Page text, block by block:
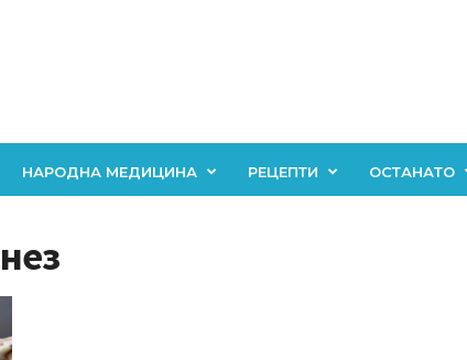
НАРОДНА МЕДИЦИНА РЕЦЕПТИ ОСТАНАТО